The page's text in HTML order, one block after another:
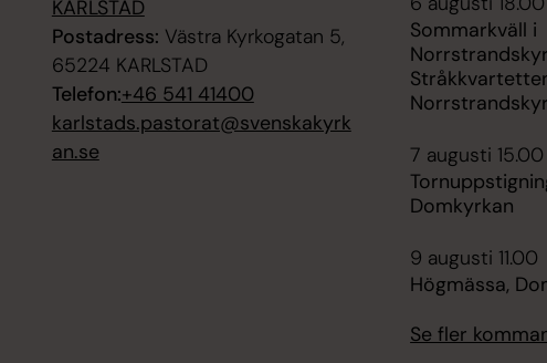
KARLSTAD
Postadress: Västra Kyrkogatan 5,
65224 KARLSTAD
Telefon:+46 541 41400
karlstads.pastorat@svenskakyrk
an.se
Sommarkväll i
7 augusti 15.00
Domkyrkan
9 augusti 11.00
Högmässa,
Se fler